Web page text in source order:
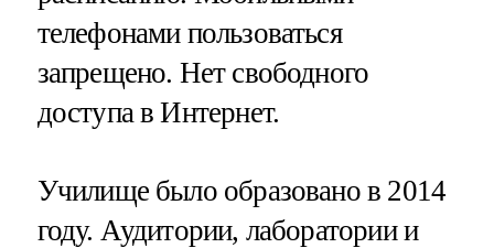
телефонами пользоваться
запрещено. Нет свободного
доступа в Интернет.
Училище было образовано в 2014
году. Аудитории, лаборатории и